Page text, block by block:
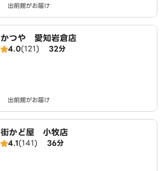
出前館がお届け
かつや 愛知岩倉店
4.0(121) 32分
出前館がお届け
街かど屋 小牧店
4.1(141) 36分